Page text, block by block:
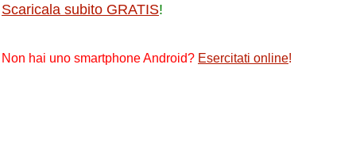
Scaricala subito GRATIS!
Non hai uno smartphone Android? Esercitati online!